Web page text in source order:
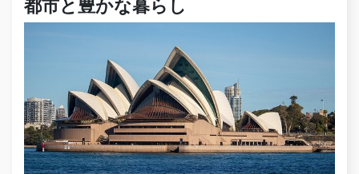
都市と豊かな暮らし